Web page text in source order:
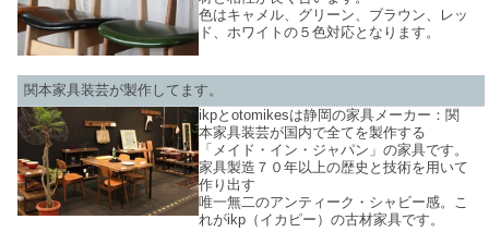
色はキャメル、グリーン、ブラウン、レッ
ド、ホワイトの５色対応となります。
関本家具装芸が製作してます。
ikpとotomikesは静岡の家具メーカー：関
本家具装芸が国内で全てを製作する
「メイド・イン・ジャパン」の家具です。
家具製造７０年以上の歴史と技術を用いて
作り出す
唯一無二のアンティーク・シャビー感。こ
れがikp（イカピー）の古材家具です。